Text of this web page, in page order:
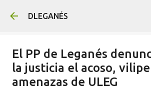
DLEGANÉS
El PP de Leganés
la justicia el acoso,
amenazas de ULEG